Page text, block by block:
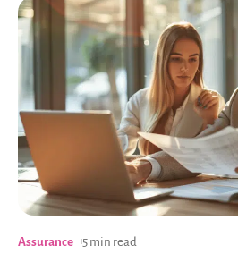
Assurance 5 min read